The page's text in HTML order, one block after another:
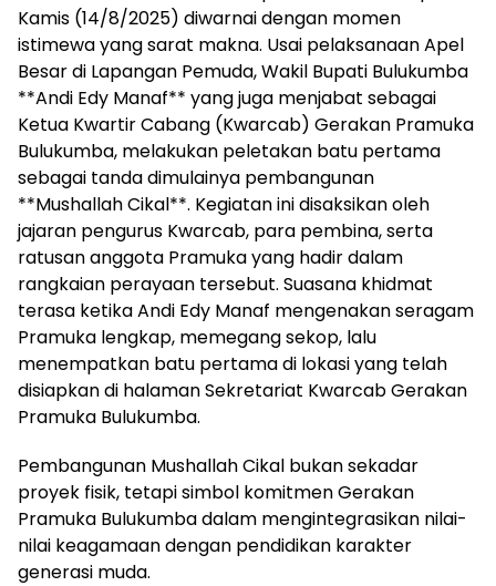
Kamis (14/8/2025) diwarnai dengan momen
istimewa yang sarat makna. Usai pelaksanaan Apel
Besar di Lapangan Pemuda, Wakil Bupati Bulukumba
**Andi Edy Manaf** yang juga menjabat sebagai
Ketua Kwartir Cabang (Kwarcab) Gerakan Pramuka
Bulukumba, melakukan peletakan batu pertama
sebagai tanda dimulainya pembangunan
**Mushallah Cikal**. Kegiatan ini disaksikan oleh
jajaran pengurus Kwarcab, para pembina, serta
ratusan anggota Pramuka yang hadir dalam
rangkaian perayaan tersebut. Suasana khidmat
terasa ketika Andi Edy Manaf mengenakan seragam
Pramuka lengkap, memegang sekop, lalu
menempatkan batu pertama di lokasi yang telah
disiapkan di halaman Sekretariat Kwarcab Gerakan
Pramuka Bulukumba.
Pembangunan Mushallah Cikal bukan sekadar
proyek fisik, tetapi simbol komitmen Gerakan
Pramuka Bulukumba dalam mengintegrasikan nilai-
nilai keagamaan dengan pendidikan karakter
generasi muda.